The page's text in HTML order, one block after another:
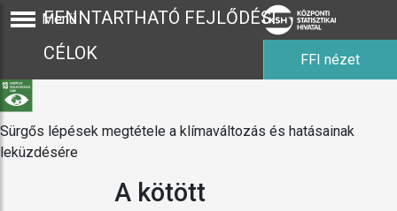
Menü
FENNTARTHATÓ FEJLŐDÉSI
CÉLOK
FFI nézet
Sürgős lépések megtétele a klímaváltozás és hatásainak
leküzdésére
A kötött